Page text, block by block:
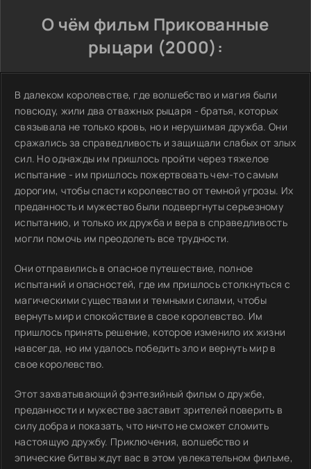
О чём фильм Прикованные
рыцари (2000):
В далеком королевстве, где волшебство и магия были
повсюду, жили два отважных рыцаря - братья, которых
связывала не только кровь, но и нерушимая дружба. Они
сражались за справедливость и защищали слабых от злых
сил. Но однажды им пришлось пройти через тяжелое
испытание - им пришлось пожертвовать чем-то самым
дорогим, чтобы спасти королевство от темной угрозы. Их
преданность и мужество были подвергнуты серьезному
испытанию, и только их дружба и вера в справедливость
могли помочь им преодолеть все трудности.
Они отправились в опасное путешествие, полное
испытаний и опасностей, где им пришлось столкнуться с
магическими существами и темными силами, чтобы
вернуть мир и спокойствие в свое королевство. Им
пришлось принять решение, которое изменило их жизни
навсегда, но им удалось победить зло и вернуть мир в
свое королевство.
Этот захватывающий фэнтезийный фильм о дружбе,
преданности и мужестве заставит зрителей поверить в
силу добра и показать, что ничто не сможет сломить
настоящую дружбу. Приключения, волшебство и
эпические битвы ждут вас в этом увлекательном фильме,